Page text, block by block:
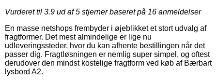
Vurderet til 3.9 ud af 5 stjerner baseret på 16 anmeldelser
En masse netshops frembyder i øjeblikket et stort udvalg af
fragtformer. Det mest almindelige er lige nu
udleveringssteder, hvor du kan afhente bestillingen når det
passer dig. Fragtløsningen er nemlig super simpel, og oftest
derudover den mindst kostelige fragtform ved køb af Bærbart
lysbord A2.